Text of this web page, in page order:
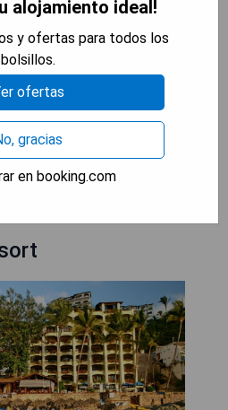
pueden ser pequeñas
del huésped
alojamiento ideal!
y ofertas para todos los
bolsillos.
ofertas
gracias
en booking.com